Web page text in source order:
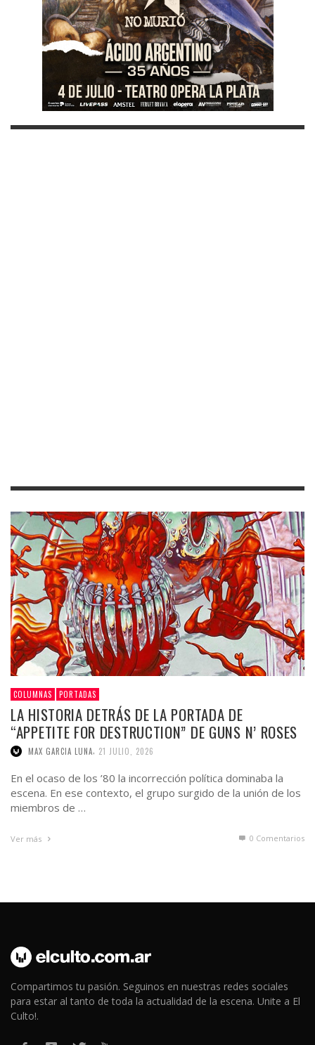
COLUMNAS PORTADAS
LA HISTORIA DETRÁS DE LA PORTADA DE
“APPETITE FOR DESTRUCTION” DE GUNS N’ ROSES
MAX GARCIA LUNA 21 JULIO, 2026
En el ocaso de los ’80 la incorrección política dominaba la
escena. En ese contexto, el grupo surgido de la unión de los
miembros de …
Ver más 0 Comentarios
Compartimos tu pasión. Seguinos en nuestras redes sociales
para estar al tanto de toda la actualidad de la escena. Unite a El
Culto!.